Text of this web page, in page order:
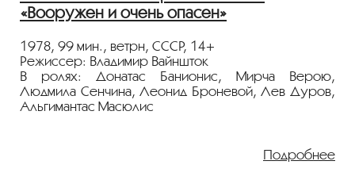
Госфильмофонда России.
Лента представлена в рамках программы
«ПЕРСОНА. Донатас Банионис»
«Вооружен и очень опасен»
1978, 99 мин., ветрн, СССР, 14+
Режиссер: Владимир Вайншток
В ролях: Донатас Банионис, Мирча Верою,
Людмила Сенчина, Леонид Броневой, Лев Дуров,
Альгимантас Масюлис
нефть на своем участке и познает и счастье, и
разочарование, и опасность, и отчаяние. Советский
Подробнее